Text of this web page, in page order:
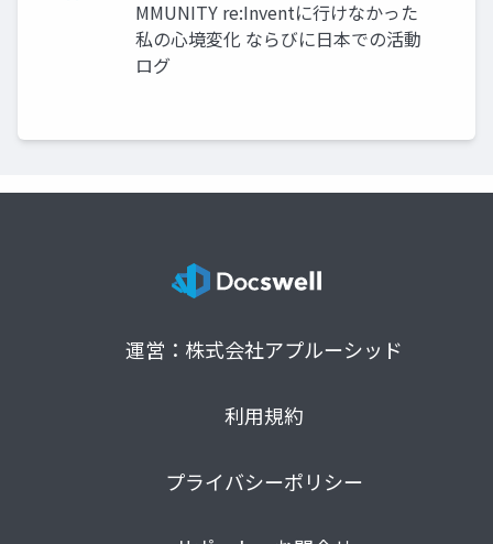
MMUNITY re:Inventに行けなかった
私の心境変化 ならびに日本での活動
ログ
運営：株式会社アプルーシッド
利用規約
プライバシーポリシー